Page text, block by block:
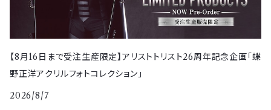
【8月16日まで受注生産限定】アリストトリスト26周年記念企画「蝶
野正洋アクリルフォトコレクション」
2026/8/7